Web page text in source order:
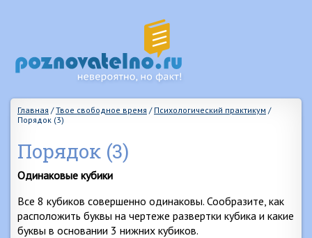
Главная /Твое свободное время / Психологический практикум /
Порядок (3)
Порядок (3)
Одинаковые кубики
Все 8 кубиков совершенно одинаковы. Сообразите, как
расположить буквы на чертеже развертки кубика и какие
буквы в основании 3 нижних кубиков.